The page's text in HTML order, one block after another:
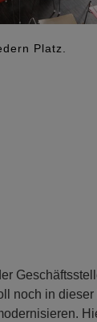
Platz.
noch in